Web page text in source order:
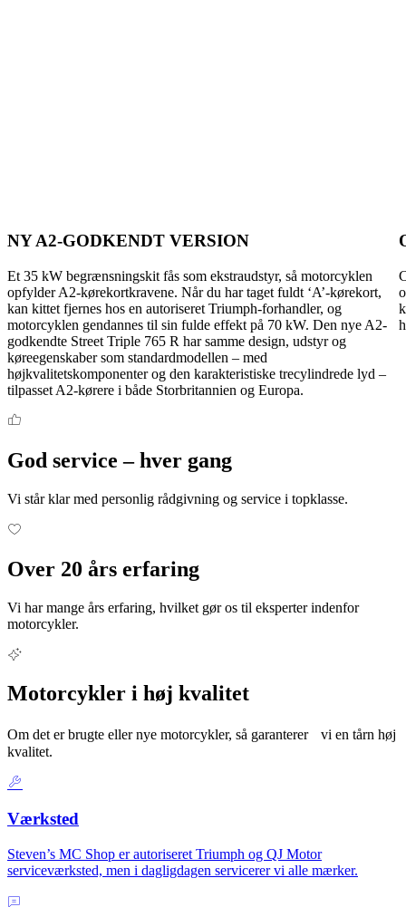
NY A2-GODKENDT VERSION
Et 35 kW begrænsningskit fås som ekstraudstyr, så motorcyklen
opfylder A2-kørekortkravene. Når du har taget fuldt ‘A’-kørekort,
kan kittet fjernes hos en autoriseret Triumph-forhandler, og
motorcyklen gendannes til sin fulde effekt på 70 kW. Den nye A2-
godkendte Street Triple 765 R har samme design, udstyr og
køreegenskaber som standardmodellen – med
højkvalitetskomponenter og den karakteristiske trecylindrede lyd –
tilpasset A2-kørere i både Storbritannien og Europa.
God service – hver gang
Vi står klar med personlig rådgivning og service i topklasse.
Over 20 års erfaring
Vi har mange års erfaring, hvilket gør os til eksperter indenfor
motorcykler.
Motorcykler i høj kvalitet
Om det er brugte eller nye motorcykler, så garanterer vi en tårn høj
kvalitet.
Værksted
Steven’s MC Shop er autoriseret Triumph og QJ Motor
serviceværksted, men i dagligdagen servicerer vi alle mærker.